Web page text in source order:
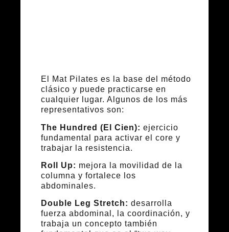
El Mat Pilates es la base del método
clásico y puede practicarse en
cualquier lugar. Algunos de los más
representativos son:
The Hundred (El Cien): ejercicio
fundamental para activar el core y
trabajar la resistencia.
Roll Up: mejora la movilidad de la
columna y fortalece los
abdominales.
Double Leg Stretch: desarrolla
fuerza abdominal, la coordinación, y
trabaja un concepto también